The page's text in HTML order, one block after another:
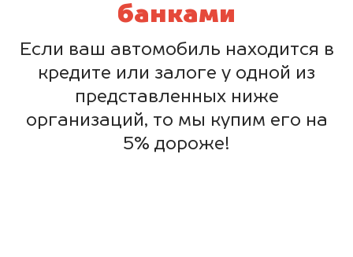
банками
Если ваш автомобиль находится в
кредите или залоге у одной из
представленных ниже
организаций, то мы купим его на
5% дороже!